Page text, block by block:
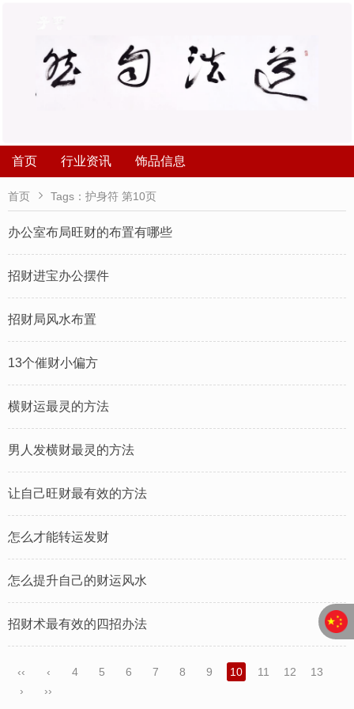
首页 行业资讯 饰品信息
首页  Tags：护身符 第10页
办公室布局旺财的布置有哪些
招财进宝办公摆件
招财局风水布置
13个催财小偏方
横财运最灵的方法
男人发横财最灵的方法
让自己旺财最有效的方法
怎么才能转运发财
怎么提升自己的财运风水
招财术最有效的四招办法
‹‹ ‹ 4 5 6 7 8 9 10 11 12
13
›
››